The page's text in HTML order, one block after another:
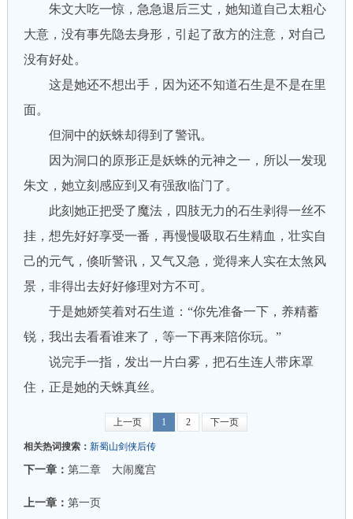
朱文大吃一惊，急急退后三丈，她知道自己太粗心
大意，没有事先隐去身形，引起了敌方的注意，对自己
没有好处。
这是她还不想出手，因为还不知道石生是不是在里
面。
但洞中的妖蛛却得到了警讯。
因为洞口的原形正是妖蛛的元神之一，所以一发现
朱文，她立刻感应到又有强敌临门了。
此刻她正把受了魔法，四肢无力的石生剥得一丝不
挂，想先好好享受一番，再慢慢吸取石生精血，壮实自
己的元气，倏听警讯，又气又急，觉得来人实在太煞风
景，非得出去好好修理对方不可。
于是她娇笑着对石生道：“你先准备一下，养精蓄
锐，我出去看看谁来了，等一下再来陪你玩。”
说完手一指，发出一片白雾，把石生连人带床罩
住，正是她的天蛛真丝。
上一页 1 2 下一页
相关热词搜索： 新蜀山剑侠后传
下一章： 第二章 大闹魔宫
上一章： 第一页